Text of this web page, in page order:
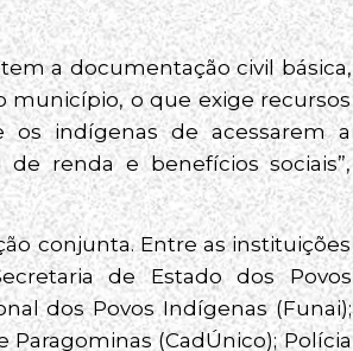
a documentação civil básica,
município, o que exige recursos
os indígenas de acessarem a
renda e benefícios sociais”,
conjunta. Entre as instituições
de Estado dos Povos
dos Povos Indígenas (Funai);
(CadÚnico); Polícia